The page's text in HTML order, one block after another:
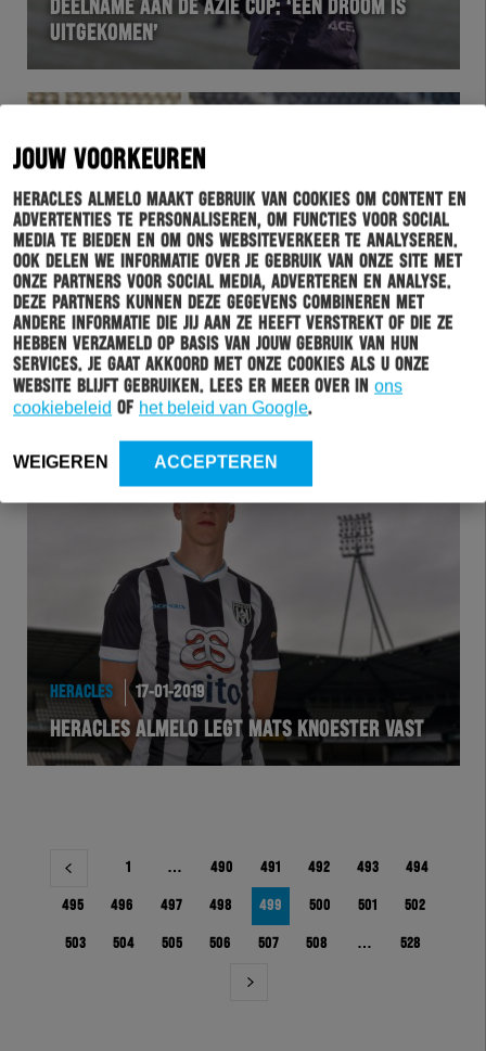
JOUW VOORKEUREN
Heracles Almelo maakt gebruik van cookies om content en
advertenties te personaliseren, om functies voor social
media te bieden en om ons websiteverkeer te analyseren.
Ook delen we informatie over je gebruik van onze site met
onze partners voor social media, adverteren en analyse.
Deze partners kunnen deze gegevens combineren met
andere informatie die jij aan ze heeft verstrekt of die ze
hebben verzameld op basis van jouw gebruik van hun
services. Je gaat akkoord met onze cookies als u onze
website blijft gebruiken. Lees er meer over in ons
cookiebeleid of het beleid van Google.
WEIGEREN ACCEPTEREN
DEELNAME AAN DE AZIË CUP: ‘EEN DROOM IS
UITGEKOMEN’
WEDSTRIJD 18-01-2019
WORMUTH: “MIJN TEAM IS IN UITDUELS EEN
SOORT WUNDERTÜTE”
HERACLES 17-01-2019
HERACLES ALMELO LEGT MATS KNOESTER VAST
Berichtnavigatie
1 … 490 491 492 493 494
495 496 497 498 499 500 501 502
503 504 505 506 507 508 … 528